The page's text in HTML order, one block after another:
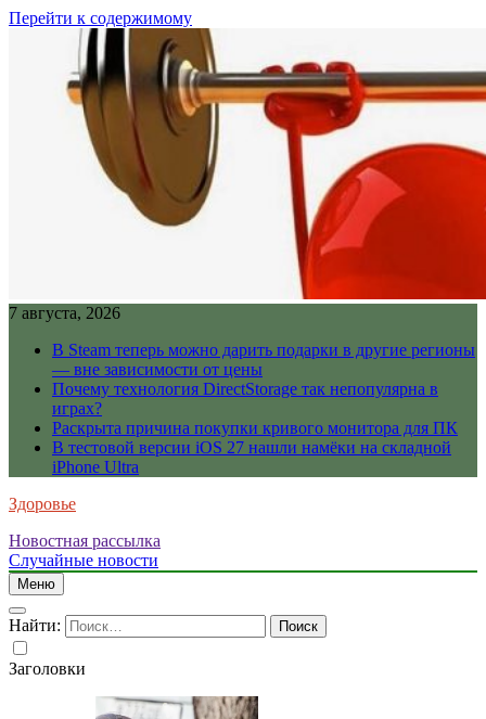
Перейти к содержимому
7 августа, 2026
В Steam теперь можно дарить подарки в другие регионы
— вне зависимости от цены
Почему технология DirectStorage так непопулярна в
играх?
Раскрыта причина покупки кривого монитора для ПК
В тестовой версии iOS 27 нашли намёки на складной
iPhone Ultra
Здоровье
Новостная рассылка
Случайные новости
Меню
Найти:
Заголовки